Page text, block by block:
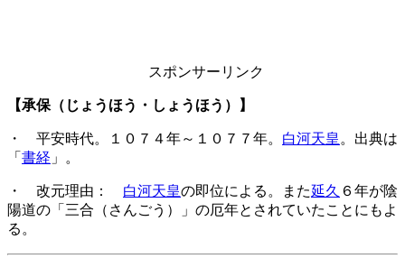
スポンサーリンク
【承保（じょうほう・しょうほう）】
・ 平安時代。１０７４年～１０７７年。 白河天皇 。出典は
「 書経 」。
・ 改元理由： 白河天皇の即位による。また延久 ６年が陰
陽道の「三合（さんごう）」の厄年とされていたことにもよ
る。